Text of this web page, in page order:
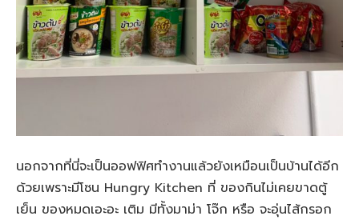
นอกจากที่นี่จะเป็นออฟฟิศทำงานแล้วยังเหมือนเป็นบ้านได้อีก
ด้วยเพราะมีโซน Hungry Kitchen ที่ ของกินไม่เคยขาดตู้
เย็น ของหมดเอะอะ เติม มีทั้งมาม่า โจ๊ก หรือ จะอุ่นไส้กรอก